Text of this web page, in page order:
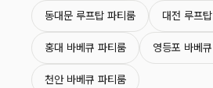
동대문 루프탑 파티룸 대전 루프
홍대 바베큐 파티룸 영등포 바베
천안 바베큐 파티룸